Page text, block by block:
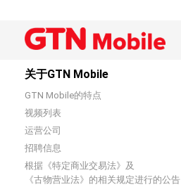
关于GTN Mobile
GTN Mobile的特点
视频列表
运营公司
招聘信息
根据《特定商业交易法》及
《古物营业法》的相关规定进行的公告